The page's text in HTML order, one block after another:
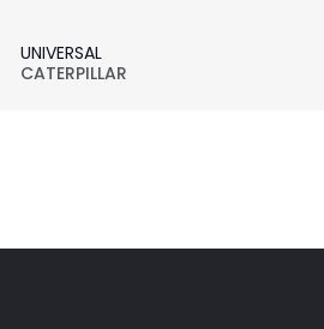
UNIVERSAL
CATERPILLAR